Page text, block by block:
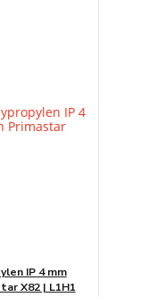
IP 4 mm
X82 | L1H1